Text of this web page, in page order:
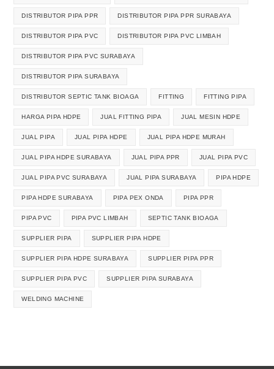
DISTRIBUTOR PIPA PPR DISTRIBUTOR PIPA PPR SURABAYA
DISTRIBUTOR PIPA PVC DISTRIBUTOR PIPA PVC LIMBAH
DISTRIBUTOR PIPA PVC SURABAYA
DISTRIBUTOR PIPA SURABAYA
DISTRIBUTOR SEPTIC TANK BIOAGA FITTING FITTING PIPA
HARGA PIPA HDPE JUAL FITTING PIPA JUAL MESIN HDPE
JUAL PIPA JUAL PIPA HDPE JUAL PIPA HDPE MURAH
JUAL PIPA HDPE SURABAYA JUAL PIPA PPR JUAL PIPA PVC
JUAL PIPA PVC SURABAYA JUAL PIPA SURABAYA PIPA HDPE
PIPA HDPE SURABAYA PIPA PEX ONDA PIPA PPR
PIPA PVC PIPA PVC LIMBAH SEPTIC TANK BIOAGA
SUPPLIER PIPA SUPPLIER PIPA HDPE
SUPPLIER PIPA HDPE SURABAYA SUPPLIER PIPA PPR
SUPPLIER PIPA PVC SUPPLIER PIPA SURABAYA
WELDING MACHINE